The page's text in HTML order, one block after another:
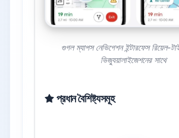
গুগল ম্যাপস নেভিগেশন ইন্টারফেস রিয়েল-
ভিজ্যুয়ালাইজেশনের সাথে
প্রধান বৈশিষ্ট্যসমূহ